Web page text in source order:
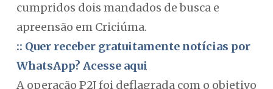
cumpridos dois mandados de busca e
apreensão em Criciúma.
:: Quer receber gratuitamente notícias por
WhatsApp? Acesse aqui
A operação P2J foi deflagrada com o objetivo